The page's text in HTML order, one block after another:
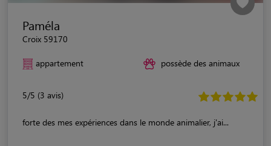
Paméla
Croix 59170
appartement possède des animaux
5/5 (3 avis)
forte des mes expériences dans le monde animalier, j'ai...